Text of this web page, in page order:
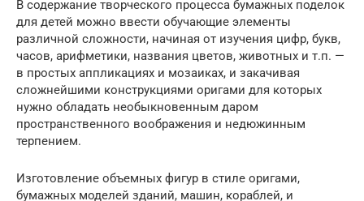
В содержание творческого процесса бумажных поделок
для детей можно ввести обучающие элементы
различной сложности, начиная от изучения цифр, букв,
часов, арифметики, названия цветов, животных и т.п. —
в простых аппликациях и мозаиках, и закачивая
сложнейшими конструкциями оригами для которых
нужно обладать необыкновенным даром
пространственного воображения и недюжинным
терпением.
Изготовление объемных фигур в стиле оригами,
бумажных моделей зданий, машин, кораблей, и